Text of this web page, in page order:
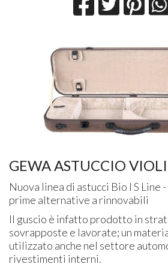
GEWA ASTUCCIO
Nuova linea di astucci Bio I S Line
prime alternative a rinnovabili
Il guscio è infatto prodotto in
sovrapposte e lavorate; un
utilizzato anche nel settore
rivestimenti interni.